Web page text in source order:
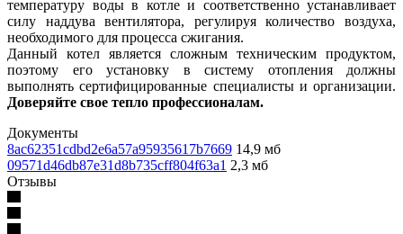
температуру воды в котле и соответственно устанавливает
силу наддува вентилятора, регулируя количество воздуха,
необходимого для процесса сжигания.
Данный котел является сложным техническим продуктом,
поэтому его установку в систему отопления должны
выполнять сертифицированные специалисты и организации.
Доверяйте свое тепло профессионалам.
Документы
8ac62351cdbd2e6a57a95935617b7669 14,9 мб
09571d46db87e31d8b735cff804f63a1 2,3 мб
Отзывы